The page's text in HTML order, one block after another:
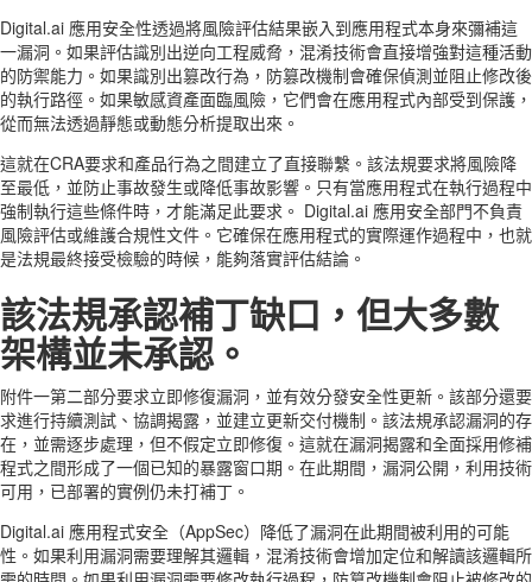
Digital.ai 應用安全性透過將風險評估結果嵌入到應用程式本身來彌補這
一漏洞。如果評估識別出逆向工程威脅，混淆技術會直接增強對這種活動
的防禦能力。如果識別出篡改行為，防篡改機制會確保偵測並阻止修改後
的執行路徑。如果敏感資產面臨風險，它們會在應用程式內部受到保護，
從而無法透過靜態或動態分析提取出來。
這就在CRA要求和產品行為之間建立了直接聯繫。該法規要求將風險降
至最低，並防止事故發生或降低事故影響。只有當應用程式在執行過程中
強制執行這些條件時，才能滿足此要求。 Digital.ai 應用安全部門不負責
風險評估或維護合規性文件。它確保在應用程式的實際運作過程中，也就
是法規最終接受檢驗的時候，能夠落實評估結論。
該法規承認補丁缺口，但大多數
架構並未承認。
附件一第二部分要求立即修復漏洞，並有效分發安全性更新。該部分還要
求進行持續測試、協調揭露，並建立更新交付機制。該法規承認漏洞的存
在，並需逐步處理，但不假定立即修復。這就在漏洞揭露和全面採用修補
程式之間形成了一個已知的暴露窗口期。在此期間，漏洞公開，利用技術
可用，已部署的實例仍未打補丁。
Digital.ai 應用程式安全（AppSec）降低了漏洞在此期間被利用的可能
性。如果利用漏洞需要理解其邏輯，混淆技術會增加定位和解讀該邏輯所